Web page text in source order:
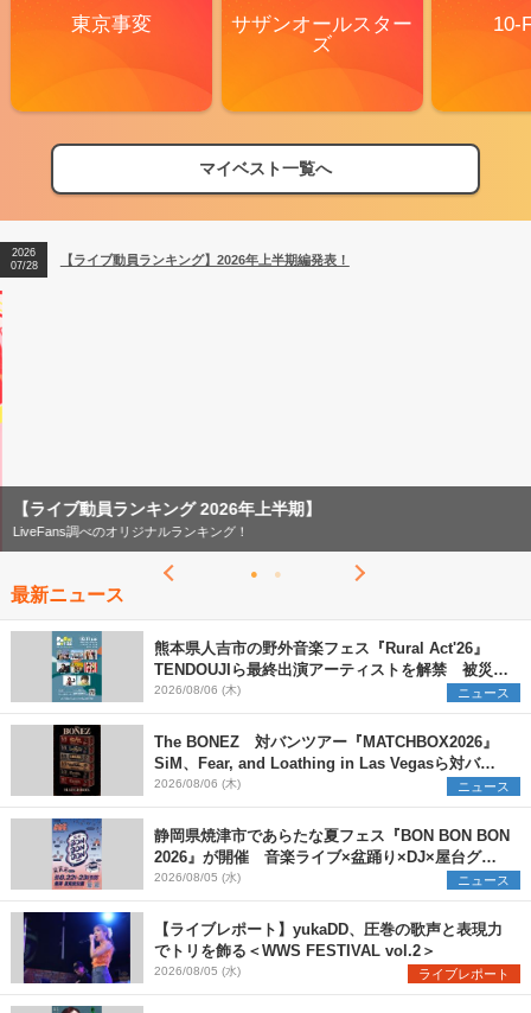
東京事変
サザンオールスター
ズ
10-
マイベスト一覧へ
【ライブ動員ランキング】2026年上半期編発表！
【フェス特集2026】フェス情報はここから！
2026
07/28
【ライブ動員ランキング】2026年上半期編発表！
【ライブ動員ランキング 2026年上半期】
LiveFans調べのオリジナルランキング！
最新ニュース
熊本県人吉市の野外音楽フェス『Rural Act'26』
TENDOUJIら最終出演アーティストを解禁 被災地
支援プロジェクトの始動も発表
2026/08/06 (木) ニュース
The BONEZ 対バンツアー『MATCHBOX2026』
SiM、Fear, and Loathing in Las Vegasら対バン
アーティストを一斉解禁
2026/08/06 (木) ニュース
静岡県焼津市であらたな夏フェス『BON BON BON
2026』が開催 音楽ライブ×盆踊り×DJ×屋台グル
メ×ランタンナイトで彩る2日間
2026/08/05 (水) ニュース
【ライブレポート】yukaDD、圧巻の歌声と表現力
でトリを飾る＜WWS FESTIVAL vol.2＞
2026/08/05 (水) ライブレポート